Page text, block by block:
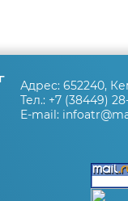
Адрес: 652240,
Тел.: +7 (38449)
E-mail: